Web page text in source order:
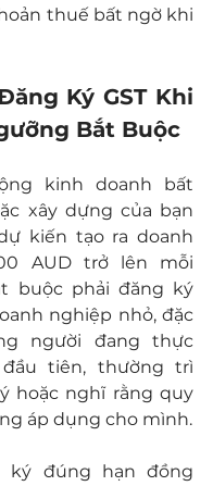
thuế bất ngờ khi
Ký GST Khi
Bắt Buộc
kinh doanh bất
xây dựng của bạn
kiến tạo ra doanh
AUD trở lên mỗi
buộc phải đăng ký
nghiệp nhỏ, đặc
người đang thực
tiên, thường trì
hoặc nghĩ rằng quy
áp dụng cho mình.
ký đúng hạn đồng